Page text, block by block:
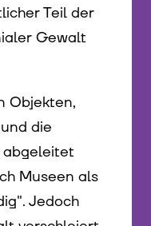
Teil der
Gewalt
Objekten,
die
abgeleitet
Museen als
Jedoch